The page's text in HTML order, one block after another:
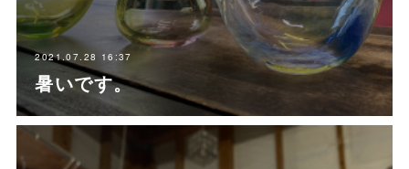
2021.07.28 16:37
暑いです。